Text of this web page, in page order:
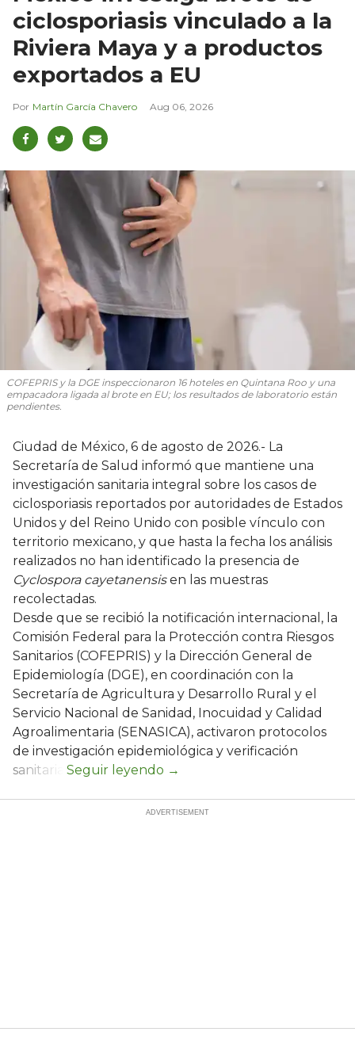
ciclosporiasis vinculado a la
Riviera Maya y a productos
exportados a EU
Martín García Chavero Aug 06, 2026
COFEPRIS y la DGE inspeccionaron 16 hoteles en Quintana Roo y una
empacadora ligada al brote en EU; los resultados de laboratorio están
pendientes.
Ciudad de México, 6 de agosto de 2026.- La
Secretaría de Salud informó que mantiene una
investigación sanitaria integral sobre los casos de
ciclosporiasis reportados por autoridades de Estados
Unidos y del Reino Unido con posible vínculo con
territorio mexicano, y que hasta la fecha los análisis
realizados no han identificado la presencia de
Cyclospora cayetanensisen las muestras
recolectadas.
Desde que se recibió la notificación internacional, la
Comisión Federal para la Protección contra Riesgos
Sanitarios (COFEPRIS) y la Dirección General de
Epidemiología (DGE), en coordinación con la
Secretaría de Agricultura y Desarrollo Rural y el
Servicio Nacional de Sanidad, Inocuidad y Calidad
Agroalimentaria (SENASICA), activaron protocolos
de investigación epidemiológica y verificación
sanitaria.